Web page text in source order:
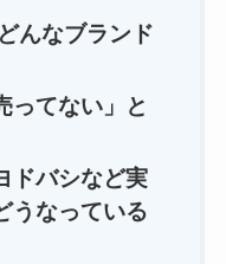
んなブランド
ってない」と
ドバシなど実
うなっている